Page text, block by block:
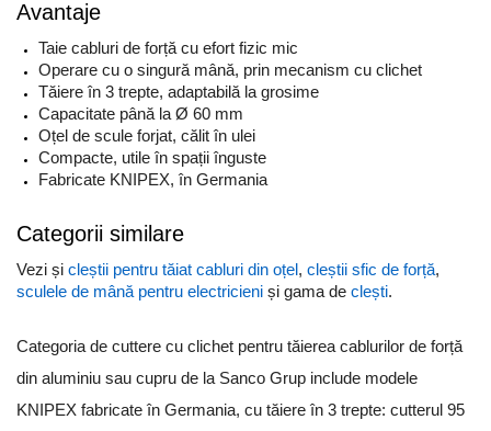
Avantaje
Taie cabluri de forță cu efort fizic mic
Operare cu o singură mână, prin mecanism cu clichet
Tăiere în 3 trepte, adaptabilă la grosime
Capacitate până la Ø 60 mm
Oțel de scule forjat, călit în ulei
Compacte, utile în spații înguste
Fabricate KNIPEX, în Germania
Categorii similare
Vezi și cleștii pentru tăiat cabluri din oțel, cleștii sfic de forță,
sculele de mână pentru electricieni și gama de clești.
Categoria de cuttere cu clichet pentru tăierea cablurilor de forță
din aluminiu sau cupru de la Sanco Grup include modele
KNIPEX fabricate în Germania, cu tăiere în 3 trepte: cutterul 95